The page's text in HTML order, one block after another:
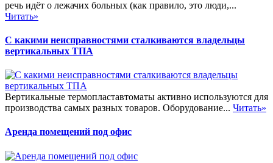
речь идёт о лежачих больных (как правило, это люди,...
Читать»
С какими неисправностями сталкиваются владельцы
вертикальных ТПА
Вертикальные термопластавтоматы активно используются для
производства самых разных товаров. Оборудование... Читать»
Аренда помещений под офис